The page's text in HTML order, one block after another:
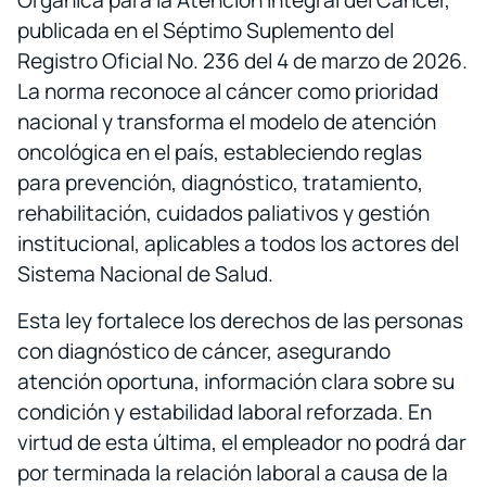
publicada en el Séptimo Suplemento del
Registro Oficial No. 236 del 4 de marzo de 2026.
La norma reconoce al cáncer como prioridad
nacional y transforma el modelo de atención
oncológica en el país, estableciendo reglas
para prevención, diagnóstico, tratamiento,
rehabilitación, cuidados paliativos y gestión
institucional, aplicables a todos los actores del
Sistema Nacional de Salud.
Esta ley fortalece los derechos de las personas
con diagnóstico de cáncer, asegurando
atención oportuna, información clara sobre su
condición y estabilidad laboral reforzada. En
virtud de esta última, el empleador no podrá dar
por terminada la relación laboral a causa de la